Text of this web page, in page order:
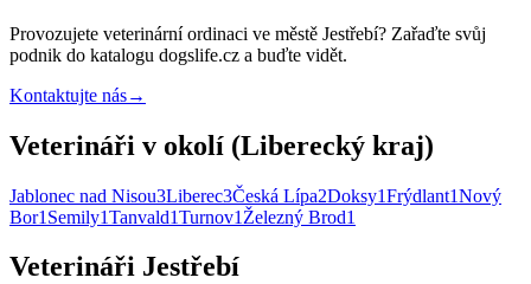
Provozujete veterinární ordinaci ve městě Jestřebí? Zařaďte svůj
podnik do katalogu dogslife.cz a buďte vidět.
Kontaktujte nás→
Veterináři v okolí (Liberecký kraj)
Jablonec nad Nisou3Liberec3Česká Lípa2Doksy1Frýdlant1Nový
Bor1 Semily1Tanvald1Turnov1 Železný Brod1
Veterináři Jestřebí